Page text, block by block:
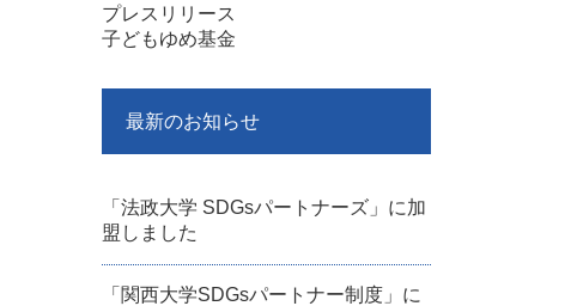
プレスリリース
子どもゆめ基金
最新のお知らせ
「法政大学 SDGsパートナーズ」に加
盟しました
「関西大学SDGsパートナー制度」に